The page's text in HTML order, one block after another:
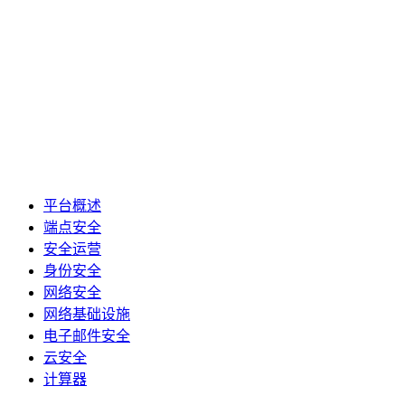
平台概述
端点安全
安全运营
身份安全
网络安全
网络基础设施
电子邮件安全
云安全
计算器